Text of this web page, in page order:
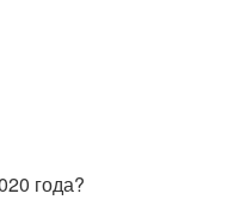
года?